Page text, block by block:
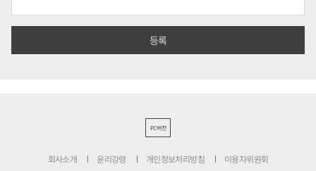
PC버전
회사소개 윤리강령 개인정보처리방침 이용자위원회